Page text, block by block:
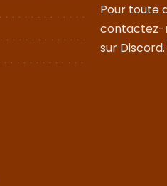
Pour toute
contactez-
sur Discord.